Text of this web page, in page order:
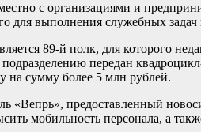
с организациями и
для выполнения служебных
89-й полк, для которого
передан
на сумму более 5 млн рублей.
«Вепрь», предоставленный
мобильность персонала, а